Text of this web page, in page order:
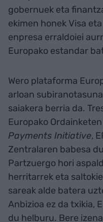
gobernuek eta
ekimen honek Visa
enpresa erraldoiei
Europako estandar
Wero plataforma
arloan
saiakera berria da.
Europako
Payments Initiative,
Zentralaren babesa
Partzuergo hori
herritarrek eta
sareak alde batera
Anbizioa ez da txikia,
du helburu. Bere